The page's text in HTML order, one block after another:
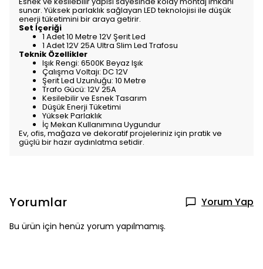
sunar. Yüksek parlaklık sağlayan LED teknolojisi ile düşük
enerji tüketimini bir araya getirir.
Set İçeriği
1 Adet 10 Metre 12V Şerit Led
1 Adet 12V 25A Ultra Slim Led Trafosu
Teknik Özellikler
Işık Rengi: 6500K Beyaz Işık
Çalışma Voltajı: DC 12V
Şerit Led Uzunluğu: 10 Metre
Trafo Gücü: 12V 25A
Kesilebilir ve Esnek Tasarım
Düşük Enerji Tüketimi
Yüksek Parlaklık
İç Mekan Kullanımına Uygundur
Ev, ofis, mağaza ve dekoratif projeleriniz için pratik ve
güçlü bir hazır aydınlatma setidir.
Yorumlar Yorum Yap
Bu ürün için henüz yorum yapılmamış.